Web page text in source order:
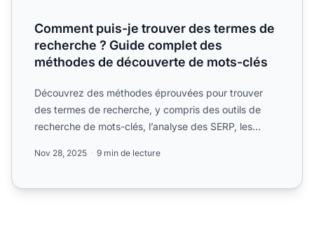
Comment puis-je trouver des termes de
recherche ? Guide complet des
méthodes de découverte de mots-clés
Découvrez des méthodes éprouvées pour trouver
des termes de recherche, y compris des outils de
recherche de mots-clés, l’analyse des SERP, les
Nov 28, 2025 9 min de lecture